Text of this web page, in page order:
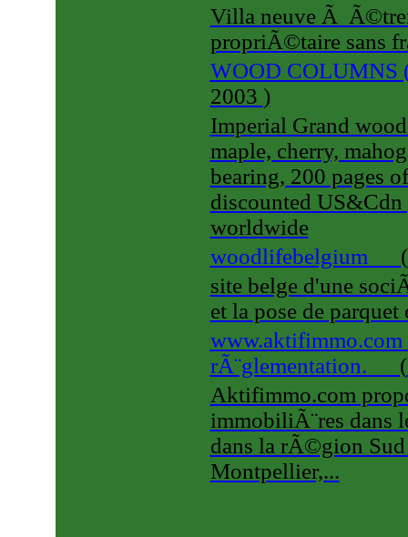
Villa neuve Ã
propriÃ©taire sans
WOOD COLUMNS
2003 )
Imperial Grand
maple, cherry,
bearing, 200 pages
discounted
worldwide
woodlifebelgium
(
site belge d'une
et la pose de
www.aktifimmo.com
rÃ¨glementation.
(
Aktifimmo.com
immobiliÃ¨res dans
dans la rÃ©gion Sud
Montpellier,...